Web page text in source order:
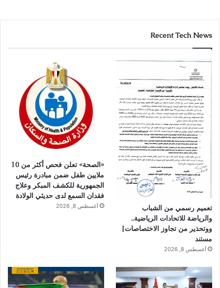
Recent Tech News
تعميم رسمي من الشباب
والرياضة للاتحادات الرياضية..
ووتحذير من تجاوز الاختصاصات|
مستند
أغسطس 8, 2026
«الصحة» تعلن فحص أكثر من 10
ملايين طفل ضمن مبادرة رئيس
الجمهورية للكشف المبكر وعلاج
فقدان السمع لدى حديثي الولادة
أغسطس 8, 2026